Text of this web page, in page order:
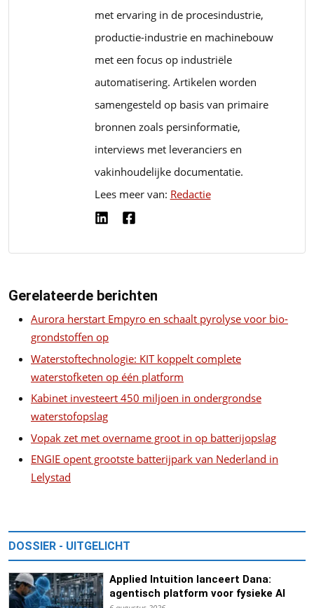
met ervaring in de procesindustrie,
productie-industrie en machinebouw
met een focus op industriële
automatisering. Artikelen worden
samengesteld op basis van primaire
bronnen zoals persinformatie,
interviews met leveranciers en
vakinhoudelijke documentatie.
Lees meer van: Redactie
Gerelateerde berichten
Aurora herstart Empyro en schaalt pyrolyse voor bio-
grondstoffen op
Waterstoftechnologie: KIT koppelt complete
waterstofketen op één platform
Kabinet investeert 450 miljoen in ondergrondse
waterstofopslag
Vopak zet met overname groot in op batterijopslag
ENGIE opent grootste batterijpark van Nederland in
Lelystad
DOSSIER - UITGELICHT
Applied Intuition lanceert Dana:
agentisch platform voor fysieke AI